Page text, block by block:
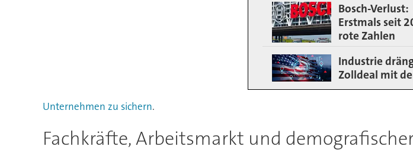
Bosch-Verlust:
Erstmals seit
rote Zahlen
Industrie
Zolldeal mit
Unternehmen zu sichern.
Fachkräfte, Arbeitsmarkt und